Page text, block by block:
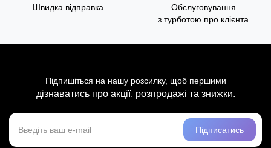
Швидка відправка
Обслуговування
з турботою про клієнта
Підпишіться на нашу розсилку, щоб першими
дізнаватись про акції, розпродажі та знижки.
Підписатись